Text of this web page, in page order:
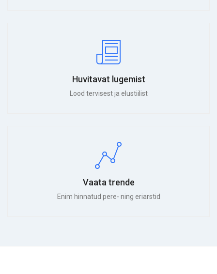
Huvitavat lugemist
Lood tervisest ja elustiilist
Vaata trende
Enim hinnatud pere- ning eriarstid